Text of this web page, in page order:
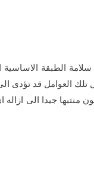
الطبقة الاساسية
العوامل قد تؤدى الى
منتبها جيدا الى